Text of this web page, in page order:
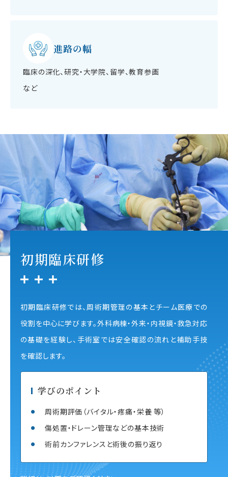
進路の幅
臨床の深化、研究・大学院、留学、教育参画
など
初期臨床研修
初期臨床研修では、周術期管理の基本とチーム医療での
役割を中心に学びます。外科病棟・外来・内視鏡・救急対応
の基礎を経験し、手術室では安全確認の流れと補助手技
を確認します。
学びのポイント
周術期評価（バイタル・疼痛・栄養 等）
傷処置・ドレーン管理などの基本技術
術前カンファレンスと術後の振り返り